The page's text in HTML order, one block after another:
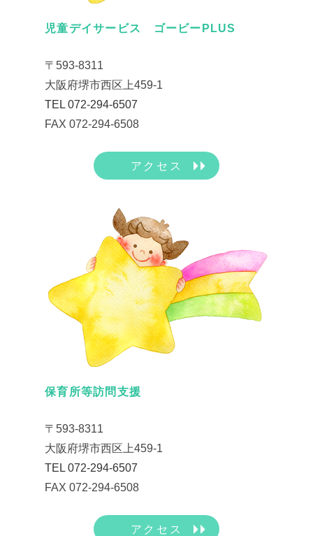
児童デイサービス ゴービーPLUS
〒593-8311
大阪府堺市西区上459-1
TEL 072-294-6507
FAX 072-294-6508
アクセス
保育所等訪問支援
〒593-8311
大阪府堺市西区上459-1
TEL 072-294-6507
FAX 072-294-6508
アクセス